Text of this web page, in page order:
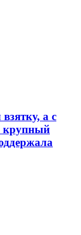
а с
крупный